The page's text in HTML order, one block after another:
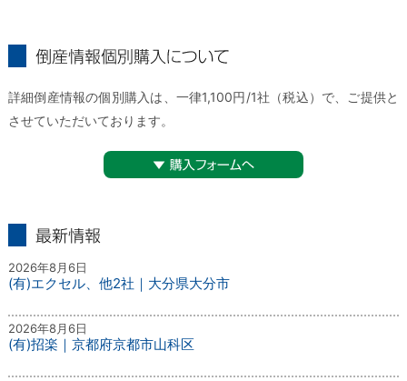
詳細倒産情報の個別購入は、一律1,100円/1社（税込）で、ご提供と
させていただいております。
2026年8月6日
(有)エクセル、他2社｜大分県大分市
2026年8月6日
(有)招楽｜京都府京都市山科区